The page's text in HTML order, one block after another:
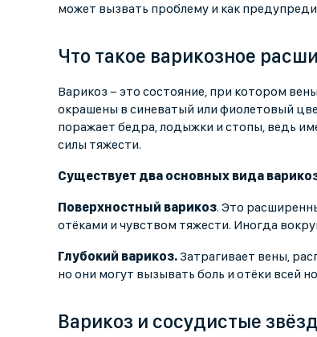
может вызвать проблему и как
Что такое варикозное
Варикоз − это состояние, при котором
окрашены в синеватый или фиолетовый
поражает бедра, лодыжки и стопы, ведь
силы тяжести.
Существует два основных вида
Поверхностный варикоз. Это
отёками и чувством тяжести. Иногда
Глубокий варикоз.Затрагивает вены,
но они могут вызывать боль и отёки всей
Варикоз и сосудистые